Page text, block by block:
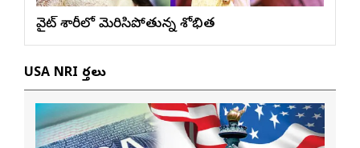
వైట్ శారీలో మెరిసిపోతున్న శోభిత
USA NRI వార్తలు